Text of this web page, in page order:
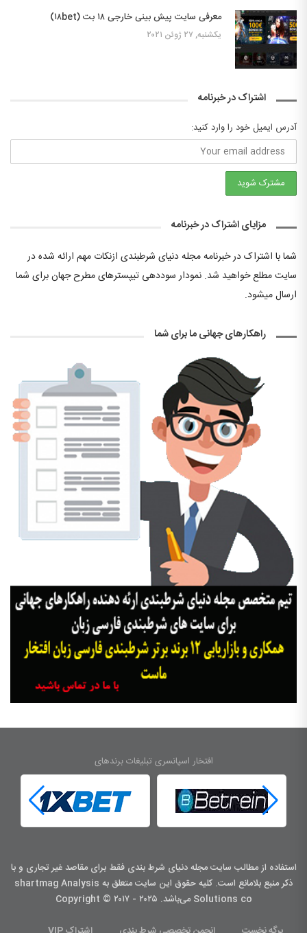
معرفی سایت پیش بینی خارجی ۱۸ بت (۱۸bet)
یکشنبه, ۲۷ ژوئن ۲۰۲۱
اشتراک در خبرنامه
آدرس ایمیل خود را وارد کنید:
مزایای اشتراک در خبرنامه
شما با اشتراک در خبرنامه مجله دنیای شرطبندی ازنکات مهم ارائه شده در
سایت مطلع خواهید شد. نمودار سوددهی تیپسترهای مطرح جهان برای شما
ارسال میشود.
راهکارهای جهانی ما برای شما
افتخار اسپانسری تبلیغات برندهای
استفاده از مطالب سایت مجله دنیای شرط بندی فقط برای مقاصد غیر تجاری و با
ذکر منبع بلامانع است. کليه حقوق اين سايت متعلق به shartmag Analysis
Solutions co می‌باشد. Copyright © ۲۰۱۷ - ۲۰۲۵